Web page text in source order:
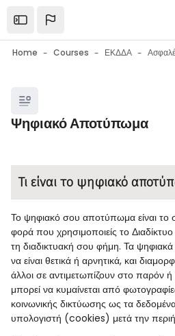
Open the sidebar
Home Courses ΕΚΔΔΑ
Blocks
Ψηφιακό Αποτύπωμα
Blocks
Τι είναι το ψηφιακό
Το ψηφιακό σου αποτύπωμα είναι το
φορά που χρησιμοποιείς το
τη διαδικτυακή σου φήμη. Τα
να είναι θετικά ή αρνητικά, και
άλλοι σε αντιμετωπίζουν στο παρόν
μπορεί να κυμαίνεται από
κοινωνικής δικτύωσης ως τα
υπολογιστή (cookies) μετά την